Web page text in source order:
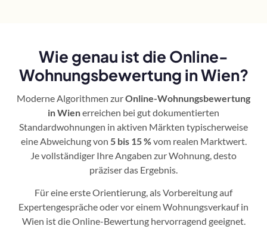
Wie genau ist die Online-
Wohnungsbewertung in Wien?
Moderne Algorithmen zurOnline-Wohnungsbewertung
in Wienerreichen bei gut dokumentierten
Standardwohnungen in aktiven Märkten typischerweise
eine Abweichung von 5 bis 15 %vom realen Marktwert.
Je vollständiger Ihre Angaben zur Wohnung, desto
präziser das Ergebnis.
Für eine erste Orientierung, als Vorbereitung auf
Expertengespräche oder vor einem Wohnungsverkauf in
Wien ist die Online-Bewertung hervorragend geeignet.